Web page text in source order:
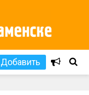
Добавить